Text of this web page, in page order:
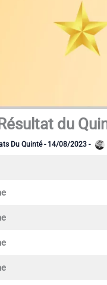
Résultat du
Du Quinté- 14/08/2023 -